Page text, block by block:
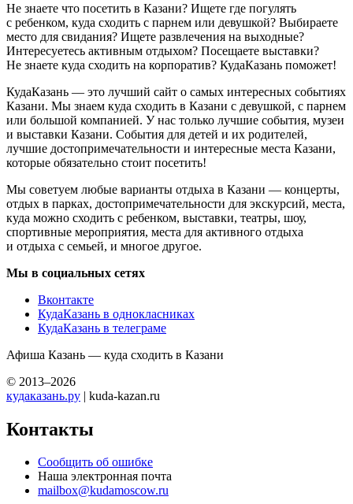
Не знаете что посетить в Казани? Ищете где погулять
с ребенком, куда сходить с парнем или девушкой? Выбираете
место для свидания? Ищете развлечения на выходные?
Интересуетесь активным отдыхом? Посещаете выставки?
Не знаете куда сходить на корпоратив? КудаКазань поможет!
КудаКазань — это лучший сайт о самых интересных событиях
Казани. Мы знаем куда сходить в Казани с девушкой, с парнем
или большой компанией. У нас только лучшие события, музеи
и выставки Казани. События для детей и их родителей,
лучшие достопримечательности и интересные места Казани,
которые обязательно стоит посетить!
Мы советуем любые варианты отдыха в Казани — концерты,
отдых в парках, достопримечательности для экскурсий, места,
куда можно сходить с ребенком, выставки, театры, шоу,
спортивные мероприятия, места для активного отдыха
и отдыха с семьей, и многое другое.
Мы в социальных сетях
Вконтакте
КудаКазань в однокласниках
КудаКазань в телеграме
Афиша Казань — куда сходить в Казани
© 2013–2026
кудаказань.ру | kuda-kazan.ru
Контакты
Сообщить об ошибке
Наша электронная почта
mailbox@kudamoscow.ru